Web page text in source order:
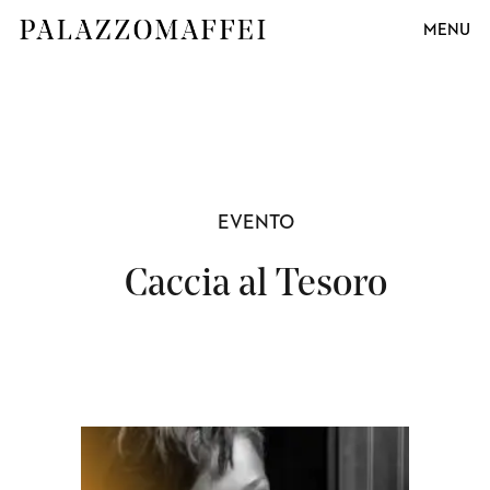
MENU
EVENTO
Caccia al Tesoro